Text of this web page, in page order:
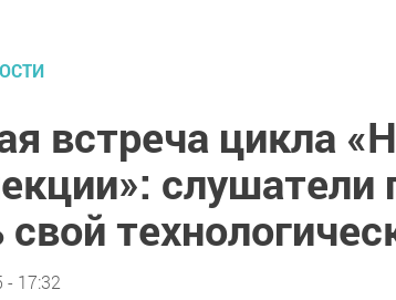
встреча цикла
слушатели
17:32